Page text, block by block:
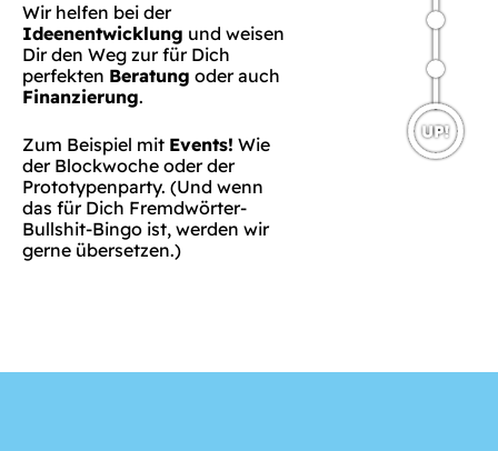
Wir helfen bei der
Ideenentwicklung und weisen
Dir den Weg zur für Dich
perfekten Beratung oder auch
Finanzierung.
Zum Beispiel mit Events! Wie
der Blockwoche oder der
Prototypenparty. (Und wenn
das für Dich Fremdwörter-
Bullshit-Bingo ist, werden wir
gerne übersetzen.)